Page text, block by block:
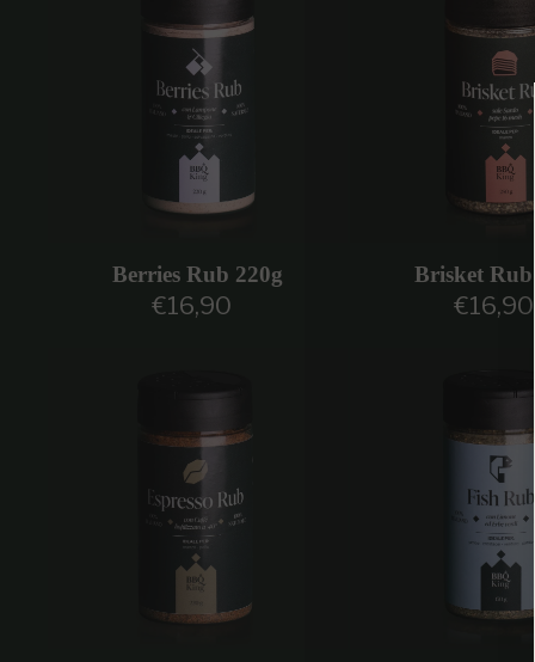
Berries Rub 220g
Prezzo regolare
€16,90
Brisket
Prezzo
€16,90